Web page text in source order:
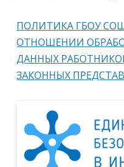
ПОЛИТИКА ГБОУ
ОТНОШЕНИИ
ДАННЫХ
ЗАКОННЫХ